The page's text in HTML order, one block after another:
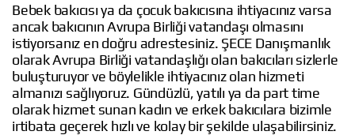
Bebek bakıcısı ya da çocuk bakıcısına ihtiyacınız varsa
ancak bakıcının Avrupa Birliği vatandaşı olmasını
istiyorsanız en doğru adrestesiniz. ŞECE Danışmanlık
olarak Avrupa Birliği vatandaşlığı olan bakıcıları sizlerle
buluşturuyor ve böylelikle ihtiyacınız olan hizmeti
almanızı sağlıyoruz. Gündüzlü, yatılı ya da part time
olarak hizmet sunan kadın ve erkek bakıcılara bizimle
irtibata geçerek hızlı ve kolay bir şekilde ulaşabilirsiniz.